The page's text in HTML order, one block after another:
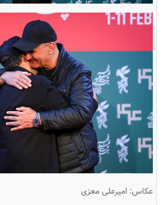
عکاس: امیرعلی معزی